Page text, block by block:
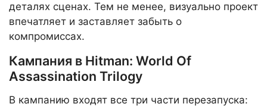
деталях сценах. Тем не менее, визуально проект
впечатляет и заставляет забыть о
компромиссах.
Кампания в Hitman: World Of
Assassination Trilogy
В кампанию входят все три части перезапуска: